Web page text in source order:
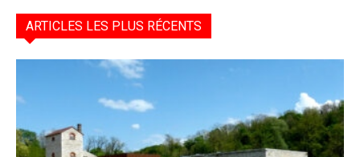
ARTICLES LES PLUS RÉCENTS